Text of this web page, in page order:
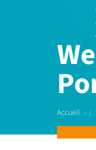
Accueil